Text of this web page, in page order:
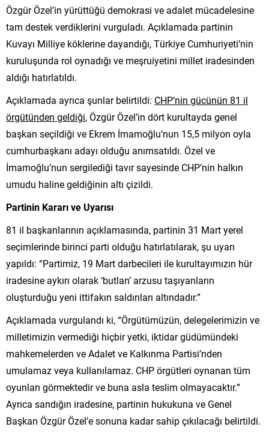
Özgür Özel’in yürüttüğü demokrasi ve adalet mücadelesine
tam destek verdiklerini vurguladı. Açıklamada partinin
Kuvayı Milliye köklerine dayandığı, Türkiye Cumhuriyeti’nin
kuruluşunda rol oynadığı ve meşruiyetini millet iradesinden
aldığı hatırlatıldı.
Açıklamada ayrıca şunlar belirtildi: CHP’nin gücünün 81 il
örgütünden geldiği, Özgür Özel’in dört kurultayda genel
başkan seçildiği ve Ekrem İmamoğlu’nun 15,5 milyon oyla
cumhurbaşkanı adayı olduğu anımsatıldı. Özel ve
İmamoğlu’nun sergilediği tavır sayesinde CHP’nin halkın
umudu haline geldiğinin altı çizildi.
Partinin Kararı ve Uyarısı
81 il başkanlarının açıklamasında, partinin 31 Mart yerel
seçimlerinde birinci parti olduğu hatırlatılarak, şu uyarı
yapıldı: “Partimiz, 19 Mart darbecileri ile kurultayımızın hür
iradesine aykırı olarak ‘butlan’ arzusu taşıyanların
oluşturduğu yeni ittifakın saldırıları altındadır.”
Açıklamada vurgulandı ki, “Örgütümüzün, delegelerimizin ve
milletimizin vermediği hiçbir yetki, iktidar güdümündeki
mahkemelerden ve Adalet ve Kalkınma Partisi’nden
umulamaz veya kullanılamaz. CHP örgütleri oynanan tüm
oyunları görmektedir ve buna asla teslim olmayacaktır.”
Ayrıca sandığın iradesine, partinin hukukuna ve Genel
Başkan Özgür Özel’e sonuna kadar sahip çıkılacağı belirtildi.